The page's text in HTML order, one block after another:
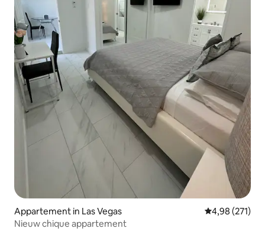
Appartement in Las Vegas Gemiddelde
4,98 (271)
Nieuw chique appartement